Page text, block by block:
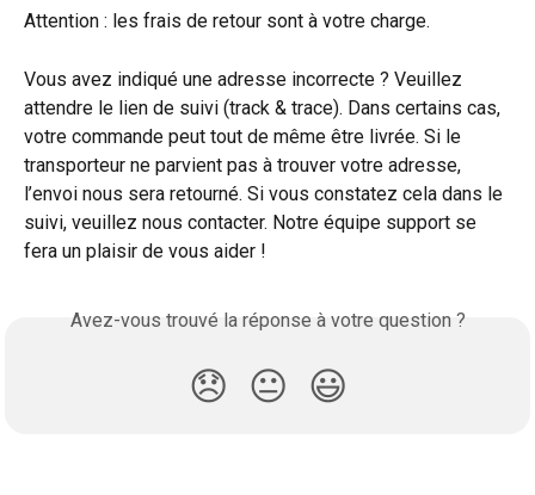
Attention : les frais de retour sont à votre charge.
Vous avez indiqué une adresse incorrecte ? Veuillez
attendre le lien de suivi (track & trace). Dans certains cas,
votre commande peut tout de même être livrée. Si le
transporteur ne parvient pas à trouver votre adresse,
l’envoi nous sera retourné. Si vous constatez cela dans le
suivi, veuillez nous contacter. Notre équipe support se
fera un plaisir de vous aider !
Avez-vous trouvé la réponse à votre question ?
😞 😐 😃